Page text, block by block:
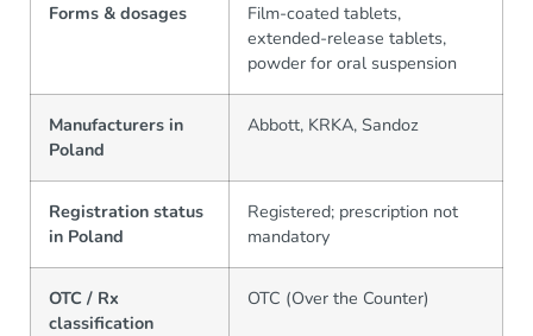
Forms & dosages
Film-coated tablets,
extended-release tablets,
powder for oral suspension
Manufacturers in
Poland
Abbott, KRKA, Sandoz
Registration status
in Poland
Registered; prescription not
mandatory
OTC / Rx
classification
OTC (Over the Counter)